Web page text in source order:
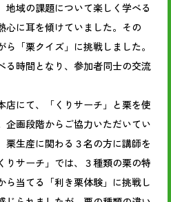
地域の課題について楽しく学べる
心に耳を傾けていました。その
「栗クイズ」に挑戦しました。
る時間となり、参加者同士の交流
にて、「くりサーチ」と栗を使
企画段階からご協力いただいてい
栗生産に関わる３名の方に講師を
りサーチ」では、３種類の栗の特
ら当てる「利き栗体験」に挑戦し